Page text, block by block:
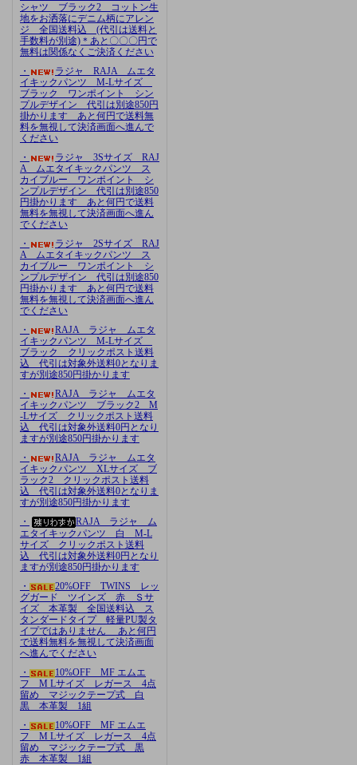
シャツ ブラック2 コットン生
地をお洒落にデニム柄にアレン
ジ 全国送料込 (代引は送料と
手数料が別途)＊あと〇〇〇円で
無料は関係なくご決済ください
・
ラジャ RAJA ムエタ
イキックパンツ M-Lサイズ
ブラック ワンポイント シン
プルデザイン 代引は別途850円
掛かります あと何円で送料無
料を無視して決済画面へ進んで
ください
・
ラジャ 3Sサイズ RAJ
A ムエタイキックパンツ ス
カイブルー ワンポイント シ
ンプルデザイン 代引は別途850
円掛かります あと何円で送料
無料を無視して決済画面へ進ん
でください
・
ラジャ 2Sサイズ RAJ
A ムエタイキックパンツ ス
カイブルー ワンポイント シ
ンプルデザイン 代引は別途850
円掛かります あと何円で送料
無料を無視して決済画面へ進ん
でください
・
RAJA ラジャ ムエタ
イキックパンツ M-Lサイズ
ブラック クリックポスト送料
込 代引は対象外送料0となりま
すが別途850円掛かります
・
RAJA ラジャ ムエタ
イキックパンツ ブラック2 M
-Lサイズ クリックポスト送料
込 代引は対象外送料0円となり
ますが別途850円掛かります
・
RAJA ラジャ ムエタ
イキックパンツ XLサイズ ブ
ラック2 クリックポスト送料
込 代引は対象外送料0となりま
すが別途850円掛かります
・
RAJA ラジャ ム
エタイキックパンツ 白 M-L
サイズ クリックポスト送料
込 代引は対象外送料0円となり
ますが別途850円掛かります
・
20%OFF TWINS レッ
グガード ツインズ 赤 Ｓサ
イズ 本革製 全国送料込 ス
タンダードタイプ 軽量PU製タ
イプではありません あと何円
で送料無料を無視して決済画面
へ進んでください
・
10%OFF MF エムエ
フ M Lサイズ レガース 4点
留め マジックテープ式 白
黒 本革製 1組
・
10%OFF MF エムエ
フ M Lサイズ レガース 4点
留め マジックテープ式 黒
赤 本革製 1組